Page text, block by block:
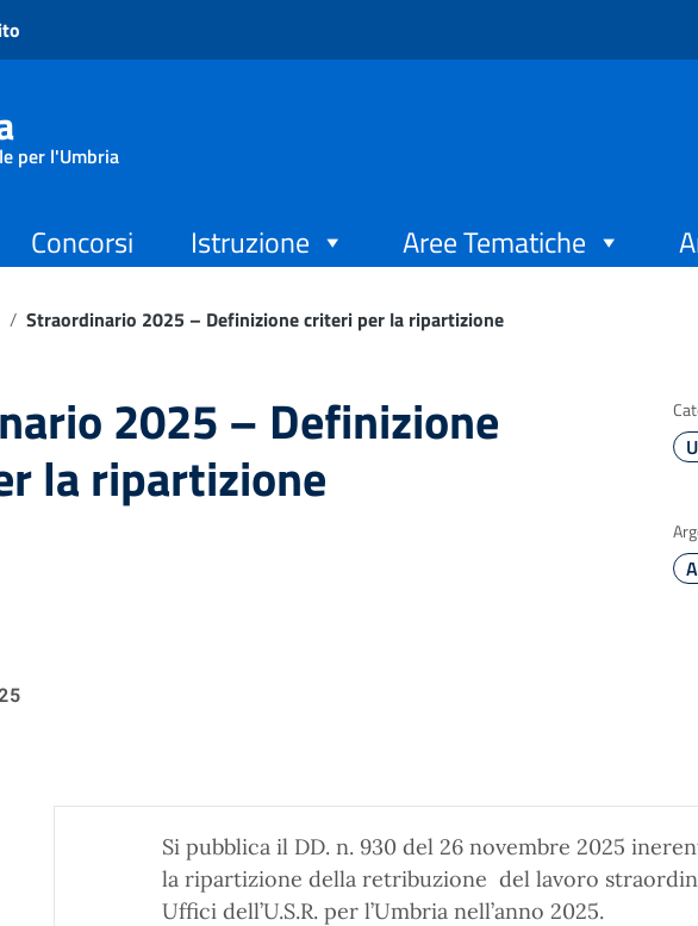
per l'Umbria
Concorsi Istruzione Aree Tematiche
/ Straordinario 2025 – Definizione criteri per la ripartizione
2025 – Definizione
la ripartizione
Si pubblica il DD. n. 930 del 26 novembre 2025
la ripartizione della retribuzione del lavoro
Uffici dell’U.S.R. per l’Umbria nell’anno 2025.